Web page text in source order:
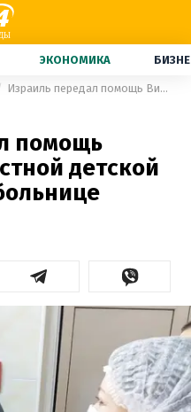
ЭКОНОМИКА
Израиль передал помощь Винницкой областной детской инфекционной больнице
помощь
детской